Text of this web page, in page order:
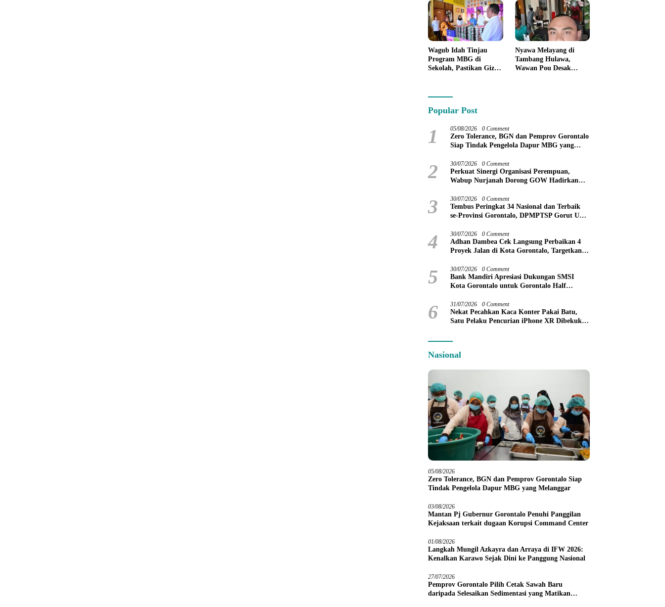
Wagub Idah Tinjau
Program MBG di
Sekolah, Pastikan Gizi
Nyawa Melayang di
Tambang Hulawa,
Wawan Pou Desak
Popular Post
1 05/08/2026 0 Comment
Zero Tolerance, BGN dan Pemprov Gorontalo
Siap Tindak Pengelola Dapur MBG yang
2 30/07/2026 0 Comment
Perkuat Sinergi Organisasi Perempuan,
Wabup Nurjanah Dorong GOW Hadirkan
3 30/07/2026 0 Comment
Tembus Peringkat 34 Nasional dan Terbaik
se-Provinsi Gorontalo, DPMPTSP Gorut Ukir
4 30/07/2026 0 Comment
Adhan Dambea Cek Langsung Perbaikan 4
Proyek Jalan di Kota Gorontalo, Targetkan
5 30/07/2026 0 Comment
Bank Mandiri Apresiasi Dukungan SMSI
Kota Gorontalo untuk Gorontalo Half
6 31/07/2026 0 Comment
Nekat Pecahkan Kaca Konter Pakai Batu,
Satu Pelaku Pencurian iPhone XR Dibekuk
Nasional
05/08/2026
Zero Tolerance, BGN dan Pemprov Gorontalo Siap
Tindak Pengelola Dapur MBG yang Melanggar
03/08/2026
Mantan Pj Gubernur Gorontalo Penuhi Panggilan
Kejaksaan terkait dugaan Korupsi Command Center
01/08/2026
Langkah Mungil Azkayra dan Arraya di IFW 2026:
Kenalkan Karawo Sejak Dini ke Panggung Nasional
27/07/2026
Pemprov Gorontalo Pilih Cetak Sawah Baru
daripada Selesaikan Sedimentasi yang Matikan